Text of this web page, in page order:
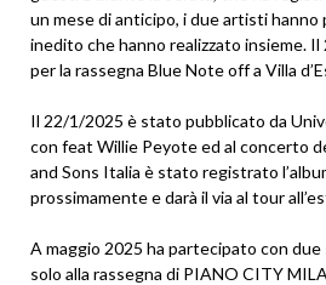
un mese di anticipo, i due artisti
inedito che hanno realizzato insieme.
per la rassegna Blue Note off a Villa
Il 22/1/2025 è stato pubblicato da
con feat Willie Peyote ed al concerto
and Sons Italia è stato registrato
prossimamente e darà il via al tour
A maggio 2025 ha partecipato con
solo alla rassegna di PIANO CITY